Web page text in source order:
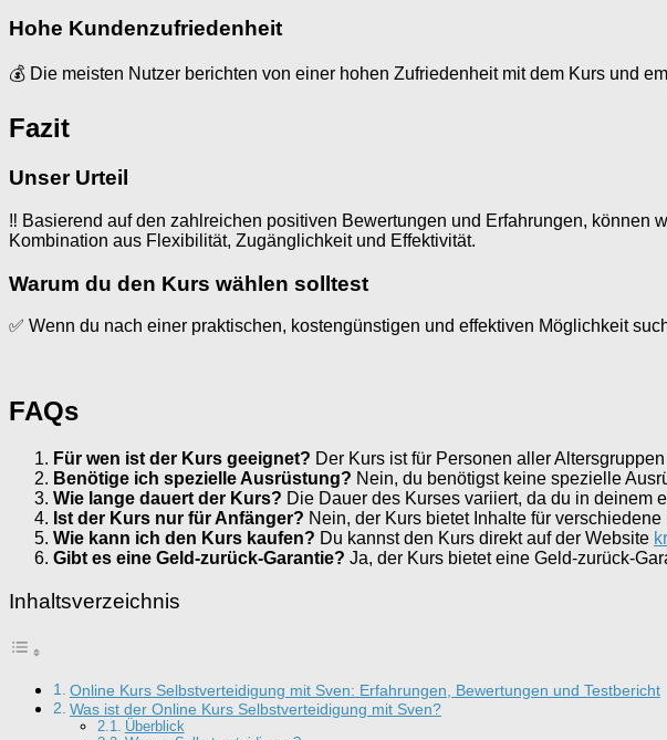
Hohe Kundenzufriedenheit
💰 Die meisten Nutzer berichten von einer hohen Zufriedenheit mit dem Kurs und
Fazit
Unser Urteil
‼️ Basierend auf den zahlreichen positiven Bewertungen und Erfahrungen,
Kombination aus Flexibilität, Zugänglichkeit und Effektivität.
Warum du den Kurs wählen solltest
✅ Wenn du nach einer praktischen, kostengünstigen und effektiven Möglichkeit
FAQs
Für wen ist der Kurs geeignet? Der Kurs ist für Personen aller
Benötige ich spezielle Ausrüstung? Nein, du benötigst keine spezielle
Wie lange dauert der Kurs? Die Dauer des Kurses variiert, da du in deinem
Ist der Kurs nur für Anfänger? Nein, der Kurs bietet Inhalte für verschiedene
Wie kann ich den Kurs kaufen? Du kannst den Kurs direkt auf der Website
Gibt es eine Geld-zurück-Garantie? Ja, der Kurs bietet eine Geld-zurück-
Inhaltsverzeichnis
Online Kurs Selbstverteidigung mit Sven: Erfahrungen, Bewertungen und Testbericht
Was ist der Online Kurs Selbstverteidigung mit Sven?
Überblick